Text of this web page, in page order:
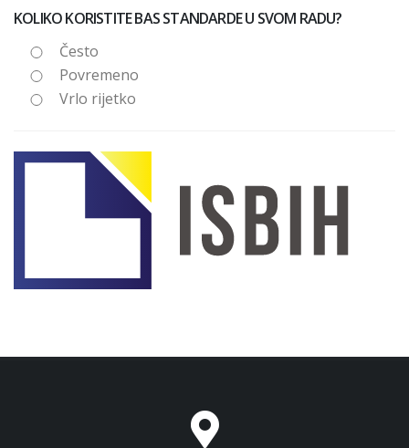
KOLIKO KORISTITE BAS STANDARDE U SVOM RADU?
Često
Povremeno
Vrlo rijetko